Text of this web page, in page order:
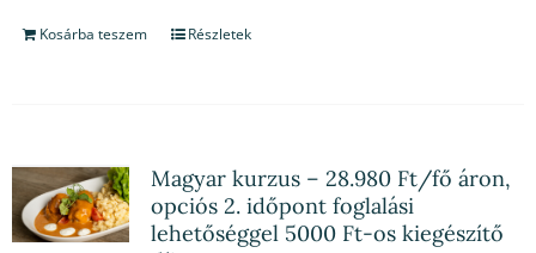
Kosárba teszem Részletek
Magyar kurzus – 28.980 Ft/fő áron,
opciós 2. időpont foglalási
lehetőséggel 5000 Ft-os kiegészítő